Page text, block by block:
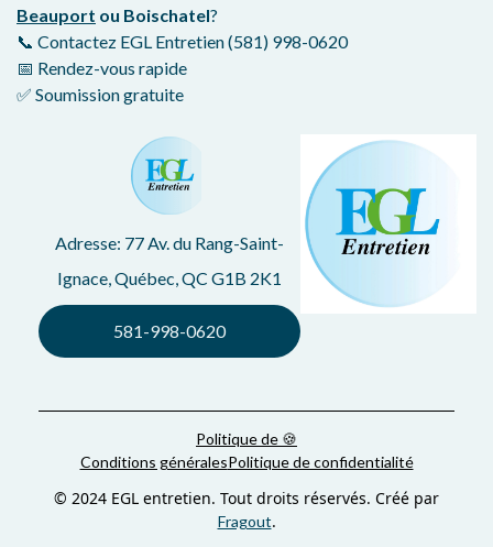
Beauport ou Boischatel?
📞 Contactez EGL Entretien (581) 998-0620
📅 Rendez-vous rapide
✅ Soumission gratuite
Adresse: 77 Av. du Rang-Saint-
Ignace, Québec, QC G1B 2K1
581-998-0620
© 2024 EGL entretien. Tout droits réservés. Créé par
Fragout.
Politique de confidentialité
Conditions générales
Politique de 🍪